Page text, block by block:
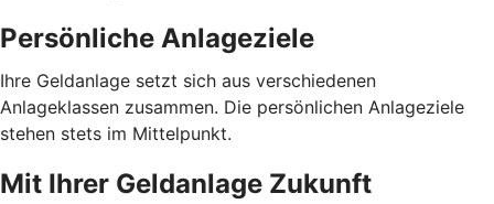
Persönliche Anlageziele
Ihre Geldanlage setzt sich aus verschiedenen
Anlageklassen zusammen. Die persönlichen Anlageziele
stehen stets im Mittelpunkt.
Mit Ihrer Geldanlage Zukunft